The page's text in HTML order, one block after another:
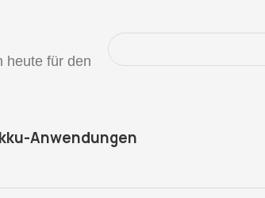
heute für den
Anwendungen